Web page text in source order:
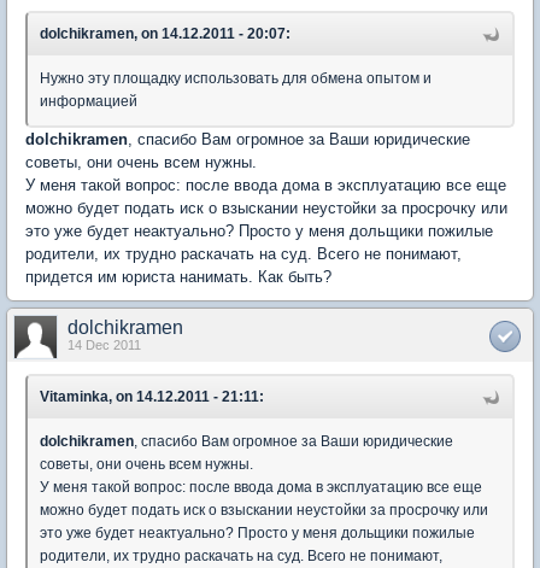
dolchikramen, on 14.12.2011 - 20:07:
Нужно эту площадку использовать для обмена опытом и
информацией
dolchikramen , спасибо Вам огромное за Ваши юридические
советы, они очень всем нужны.
У меня такой вопрос: после ввода дома в эксплуатацию все еще
можно будет подать иск о взыскании неустойки за просрочку или
это уже будет неактуально? Просто у меня дольщики пожилые
родители, их трудно раскачать на суд. Всего не понимают,
придется им юриста нанимать. Как быть?
dolchikramen
14 Dec 2011
Vitaminka, on 14.12.2011 - 21:11:
dolchikramen , спасибо Вам огромное за Ваши юридические
советы, они очень всем нужны.
У меня такой вопрос: после ввода дома в эксплуатацию все еще
можно будет подать иск о взыскании неустойки за просрочку или
это уже будет неактуально? Просто у меня дольщики пожилые
родители, их трудно раскачать на суд. Всего не понимают,